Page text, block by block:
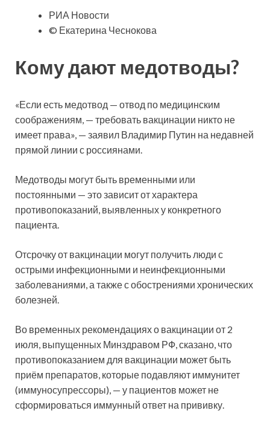
РИА Новости
© Екатерина Чеснокова
Кому дают медотводы?
«Если есть медотвод — отвод по медицинским
соображениям, — требовать вакцинации никто не
имеет права», — заявил Владимир Путин на недавней
прямой линии с россиянами.
Медотводы могут быть временными или
постоянными — это зависит от характера
противопоказаний, выявленных у конкретного
пациента.
Отсрочку от вакцинации могут получить люди с
острыми инфекционными и неинфекционными
заболеваниями, а также с обострениями хронических
болезней.
Во временных рекомендациях о вакцинации от 2
июля, выпущенных Минздравом РФ, сказано, что
противопоказанием для вакцинации может быть
приём препаратов, которые подавляют иммунитет
(иммуносупрессоры), — у пациентов может не
сформироваться иммунный ответ на прививку.